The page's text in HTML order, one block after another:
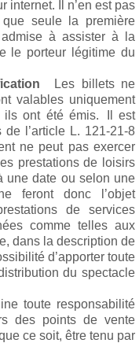
internet. Il n’en est pas
seule la première
à assister à la
le porteur légitime du
Les billets ne
valables uniquement
ils ont été émis. Il est
de l’article L. 121-21-8
ne peut pas exercer
prestations de loisirs
une date ou selon une
feront donc l’objet
de services
comme telles aux
dans la description de
d’apporter toute
du spectacle
toute responsabilité
des points de vente
ce soit, être tenu par